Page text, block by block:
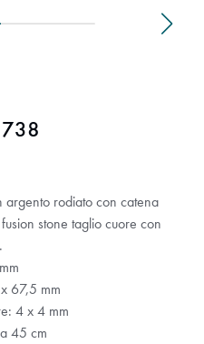
rodiato con catena
stone taglio cuore con
67,5 mm
4 x 4 mm
45 cm